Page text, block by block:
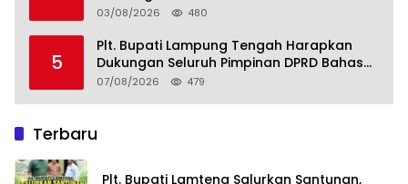
Lampung Tengah
03/08/2026 480
5
Plt. Bupati Lampung Tengah Harapkan
Dukungan Seluruh Pimpinan DPRD Bahas
RKUA-PPAS APBD Tahun 2027
07/08/2026 479
Terbaru
Plt. Bupati Lamteng Salurkan Santunan,